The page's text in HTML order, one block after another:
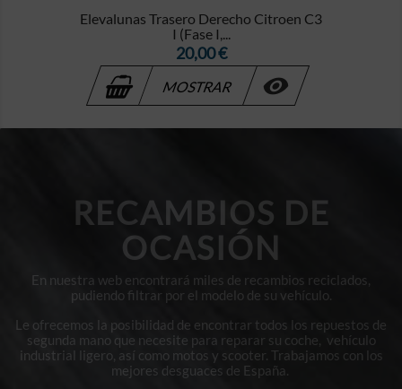
Elevalunas Trasero Derecho Citroen C3
I (Fase I,...
Precio
20,00 €
MOSTRAR 
RECAMBIOS DE
OCASIÓN
En nuestra web encontrará miles de recambios reciclados,
pudiendo filtrar por el modelo de su vehículo.
Le ofrecemos la posibilidad de encontrar todos los repuestos de
segunda mano que necesite para reparar su coche, vehículo
industrial ligero, así como motos y scooter. Trabajamos con los
mejores desguaces de España.